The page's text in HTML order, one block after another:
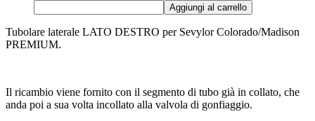
Aggiungi al carrello
Tubolare laterale LATO DESTRO per Sevylor Colorado/Madison
PREMIUM.
Il ricambio viene fornito con il segmento di tubo già in collato, che
anda poi a sua volta incollato alla valvola di gonfiaggio.